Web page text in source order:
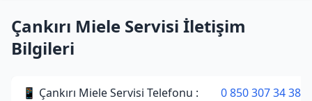
Çankırı Miele Servisi İletişim
Bilgileri
📱 Çankırı Miele Servisi Telefonu : 0 850 307 34 38